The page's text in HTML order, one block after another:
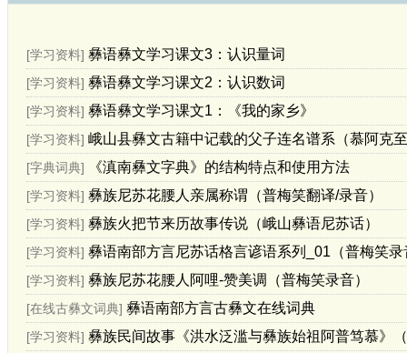
[学习资料] 彝语彝文学习课文3：认识量词
[学习资料] 彝语彝文学习课文2：认识数词
[学习资料] 彝语彝文学习课文1：《我的家乡》
[学习资料] 峨山县彝文古籍中记载的父子连名谱系（慕阿克
[字典词典] 《滇南彝文字典》的结构特点 和使用方法
[学习资料] 彝族尼苏花腰人亲属称谓（普梅笑翻译/录音）
[学习资料] 彝族火把节来历故事传说（峨山彝语尼苏话）
[学习资料] 彝语南部方言尼苏话格言谚语系列_01（普梅笑录
[学习资料] 彝族尼苏花腰人阿哩-赞美调（普梅笑录音）
[在线古彝文词典] 彝语南部方言古彝文在线词典
[学习资料] 彝族民间故事《洪水泛滥与彝族始祖阿普笃慕》